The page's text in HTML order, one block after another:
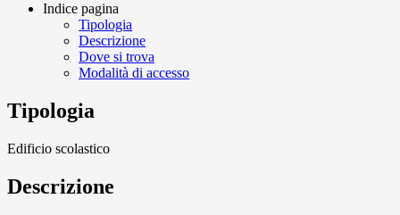
Indice pagina
Tipologia
Descrizione
Dove si trova
Modalità di accesso
Tipologia
Edificio scolastico
Descrizione